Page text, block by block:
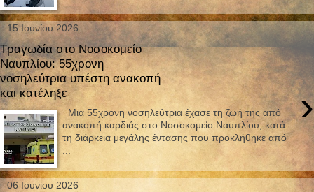
15 Ιουνίου 2026
Τραγωδία στο Νοσοκομείο
Ναυπλίου: 55χρονη
νοσηλεύτρια υπέστη ανακοπή
και κατέληξε
›
Μια 55χρονη νοσηλεύτρια έχασε τη ζωή της από
ανακοπή καρδιάς στο Νοσοκομείο Ναυπλίου, κατά
τη διάρκεια μεγάλης έντασης που προκλήθηκε από
...
06 Ιουνίου 2026